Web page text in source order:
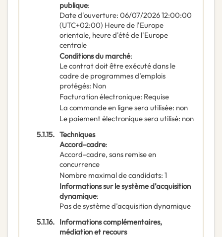
publique:
Date d'ouverture: 06/07/202612:00:00
(UTC+02:00) Heure de l'Europe
orientale, heure d'été de l'Europe
centrale
Conditions du marché:
Le contrat doit être exécuté dans le
cadre de programmes d’emplois
protégés: Non
Facturation électronique: Requise
La commande en ligne sera utilisée: non
Le paiement électronique sera utilisé: non
5.1.15. Techniques
Accord-cadre:
Accord-cadre, sans remise en
concurrence
Nombre maximal de candidats: 1
Informations sur le système d’acquisition
dynamique:
Pas de système d’acquisition dynamique
5.1.16. Informations complémentaires,
médiation et recours